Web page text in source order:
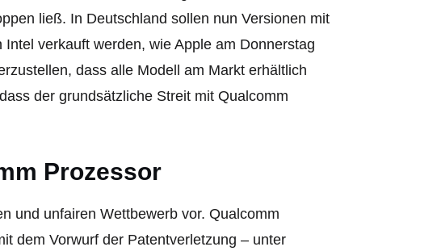
ließ. In Deutschland sollen nun Versionen mit
verkauft werden, wie Apple am Donnerstag
dass alle Modell am Markt erhältlich
der grundsätzliche Streit mit Qualcomm
Prozessor
und unfairen Wettbewerb vor. Qualcomm
dem Vorwurf der Patentverletzung – unter